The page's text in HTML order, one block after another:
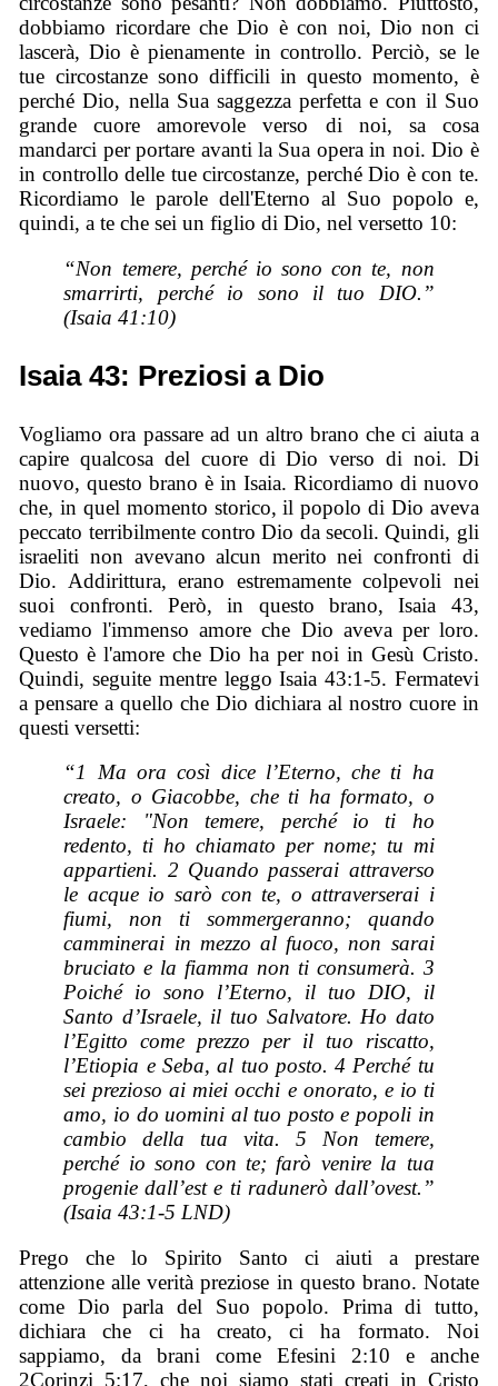
dobbiamo ricordare che Dio è con noi, Dio non ci
lascerà, Dio è pienamente in controllo. Perciò, se le
tue circostanze sono difficili in questo momento, è
perché Dio, nella Sua saggezza perfetta e con il Suo
grande cuore amorevole verso di noi, sa cosa
mandarci per portare avanti la Sua opera in noi. Dio è
in controllo delle tue circostanze, perché Dio è con te.
Ricordiamo le parole dell'Eterno al Suo popolo e,
quindi, a te che sei un figlio di Dio, nel versetto 10:
“Non temere, perché io sono con te, non
smarrirti, perché io sono il tuo DIO.”
(Isaia 41:10)
Isaia 43: Preziosi a Dio
Vogliamo ora passare ad un altro brano che ci aiuta a
capire qualcosa del cuore di Dio verso di noi. Di
nuovo, questo brano è in Isaia. Ricordiamo di nuovo
che, in quel momento storico, il popolo di Dio aveva
peccato terribilmente contro Dio da secoli. Quindi, gli
israeliti non avevano alcun merito nei confronti di
Dio. Addirittura, erano estremamente colpevoli nei
suoi confronti. Però, in questo brano, Isaia 43,
vediamo l'immenso amore che Dio aveva per loro.
Questo è l'amore che Dio ha per noi in Gesù Cristo.
Quindi, seguite mentre leggo Isaia 43:1-5. Fermatevi
a pensare a quello che Dio dichiara al nostro cuore in
questi versetti:
“1 Ma ora così dice l’Eterno, che ti ha
creato, o Giacobbe, che ti ha formato, o
Israele: "Non temere, perché io ti ho
redento, ti ho chiamato per nome; tu mi
appartieni. 2 Quando passerai attraverso
le acque io sarò con te, o attraverserai i
fiumi, non ti sommergeranno; quando
camminerai in mezzo al fuoco, non sarai
bruciato e la fiamma non ti consumerà. 3
Poiché io sono l’Eterno, il tuo DIO, il
Santo d’Israele, il tuo Salvatore. Ho dato
l’Egitto come prezzo per il tuo riscatto,
l’Etiopia e Seba, al tuo posto. 4 Perché tu
sei prezioso ai miei occhi e onorato, e io ti
amo, io do uomini al tuo posto e popoli in
cambio della tua vita. 5 Non temere,
perché io sono con te; farò venire la tua
progenie dall’est e ti radunerò dall’ovest.”
(Isaia 43:1-5 LND)
Prego che lo Spirito Santo ci aiuti a prestare
attenzione alle verità preziose in questo brano. Notate
come Dio parla del Suo popolo. Prima di tutto,
dichiara che ci ha creato, ci ha formato. Noi
sappiamo, da brani come Efesini 2:10 e anche
2Corinzi 5:17, che noi siamo stati creati in Cristo